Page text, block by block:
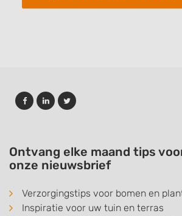
Ontvang elke maand tips
onze nieuwsbrief
Verzorgingstips voor bomen en
Inspiratie voor uw tuin en terras